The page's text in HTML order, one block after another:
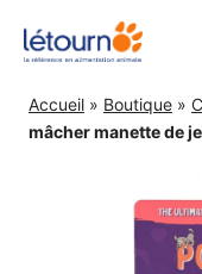
Accueil » Boutique »
mâcher manette de